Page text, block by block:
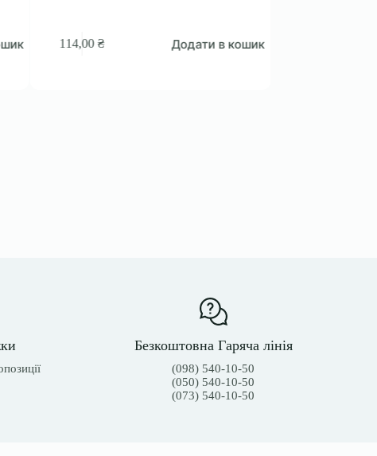
114,00₴ Додати в кошик 145,00
Безкоштовна Гаряча лінія
(098) 540-10-50
(050) 540-10-50
(073) 540-10-50